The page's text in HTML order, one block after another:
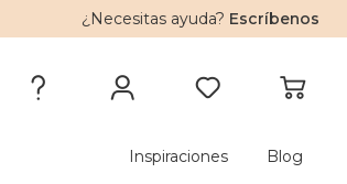
¿Necesitas ayuda? Escríbenos
Inspiraciones Blog